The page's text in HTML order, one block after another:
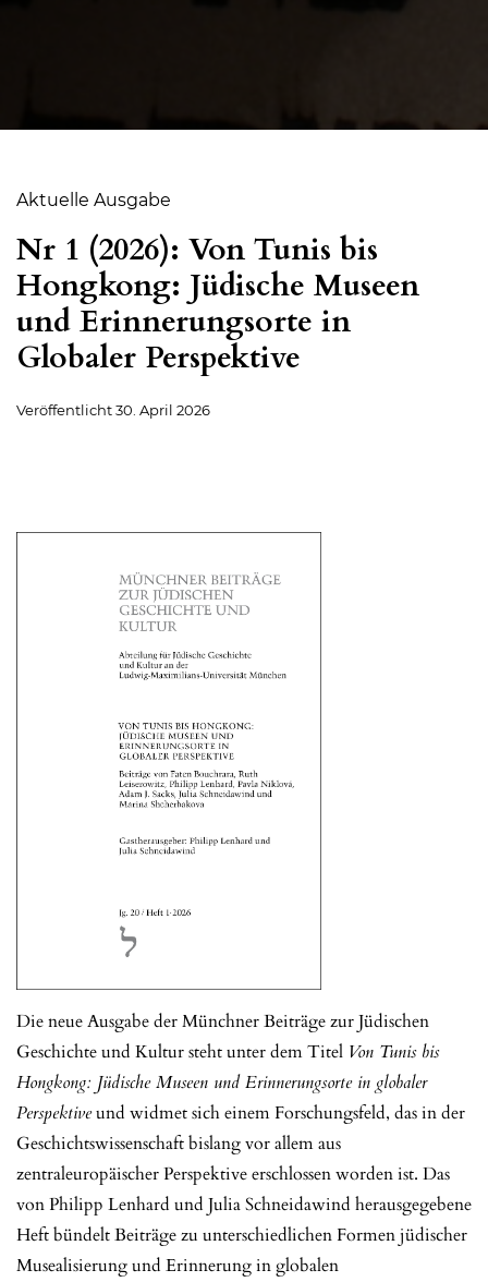
Aktuelle Ausgabe
Nr 1 (2026): Von Tunis bis
Hongkong: Jüdische Museen
und Erinnerungsorte in
Globaler Perspektive
Veröffentlicht30. April 2026
Die neue Ausgabe der Münchner Beiträge zur Jüdischen
Geschichte und Kultur steht unter dem Titel Von Tunis bis
Hongkong: Jüdische Museen und Erinnerungsorte in globaler
Perspektiveund widmet sich einem Forschungsfeld, das in der
Geschichtswissenschaft bislang vor allem aus
zentraleuropäischer Perspektive erschlossen worden ist. Das
von Philipp Lenhard und Julia Schneidawind herausgegebene
Heft bündelt Beiträge zu unterschiedlichen Formen jüdischer
Musealisierung und Erinnerung in globalen